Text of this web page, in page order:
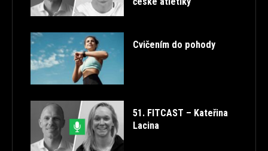
Cvičením do pohody
51. FITCAST – Kateřina
Lacina